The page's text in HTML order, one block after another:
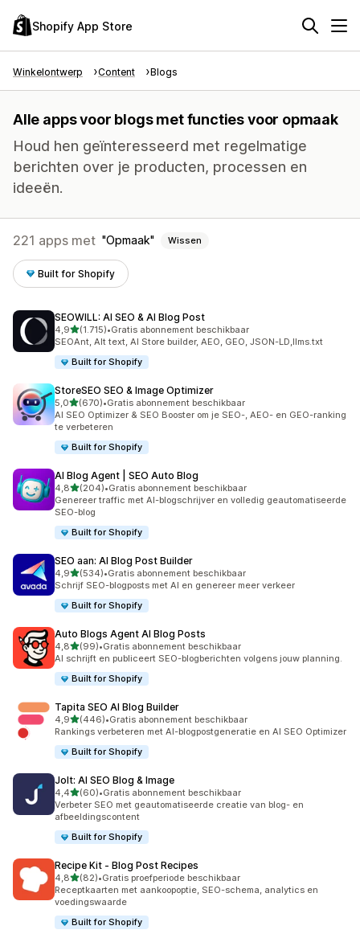
Shopify App Store
Winkelontwerp Content Blogs
Alle apps voor blogs met functies voor opmaak
Houd hen geïnteresseerd met regelmatige
berichten over je producten, processen en
ideeën.
221 apps met Opmaak Wissen
Built for Shopify
SEOWILL: AI SEO & AI Blog Post
4,9van 5 sterren
(1.715)
1715 recensies in totaal
•Gratis abonnement beschikbaar
SEOAnt, Alt text, AI Store builder, AEO, GEO, JSON-LD,llms.txt
Built for Shopify
StoreSEO SEO & Image Optimizer
5,0van 5 sterren
(670)
670 recensies in totaal
•Gratis abonnement beschikbaar
AI SEO Optimizer & SEO Booster om je SEO-, AEO- en GEO-ranking
te verbeteren
Built for Shopify
AI Blog Agent | SEO Auto Blog
4,8van 5 sterren
(204)
204 recensies in totaal
•Gratis abonnement beschikbaar
Genereer traffic met AI-blogschrijver en volledig geautomatiseerde
SEO-blog
Built for Shopify
SEO aan: AI Blog Post Builder
4,9van 5 sterren
(534)
534 recensies in totaal
•Gratis abonnement beschikbaar
Schrijf SEO-blogposts met AI en genereer meer verkeer
Built for Shopify
Auto Blogs Agent AI Blog Posts
4,8van 5 sterren
(99)
99 recensies in totaal
•Gratis abonnement beschikbaar
AI schrijft en publiceert SEO-blogberichten volgens jouw planning.
Built for Shopify
Tapita SEO AI Blog Builder
4,9van 5 sterren
(446)
446 recensies in totaal
•Gratis abonnement beschikbaar
Rankings verbeteren met AI-blogpostgeneratie en AI SEO Optimizer
Built for Shopify
Jolt: AI SEO Blog & Image
4,4van 5 sterren
(60)
60 recensies in totaal
•Gratis abonnement beschikbaar
Verbeter SEO met geautomatiseerde creatie van blog- en
afbeeldingscontent
Built for Shopify
Recipe Kit ‑ Blog Post Recipes
4,8van 5 sterren
(82)
82 recensies in totaal
•Gratis proefperiode beschikbaar
Receptkaarten met aankoopoptie, SEO-schema, analytics en
voedingswaarde
Built for Shopify